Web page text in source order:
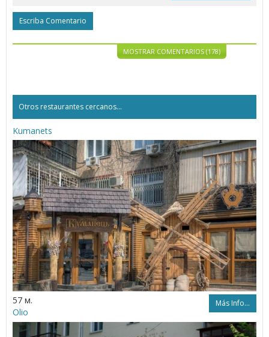
Escriba Comentario
MOSTRAR COMENTARIOS (178)
Otros restaurantes cercanos...
Kumanets
57 м. Más Info...
Olio